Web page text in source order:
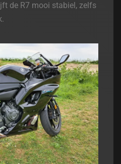
de R7 mooi stabiel, zelfs